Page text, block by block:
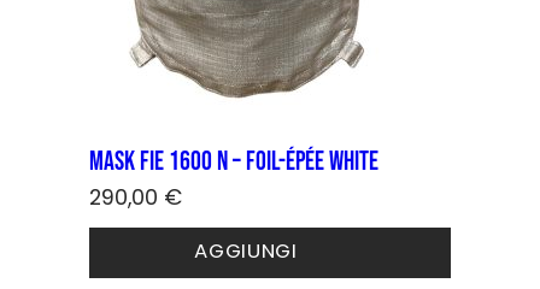
Mask FIE 1600 N – foil-épée White
290,00 €
AGGIUNGI
Questo
ha